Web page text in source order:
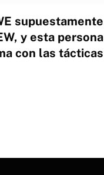
supuestamente
y esta persona
con las tácticas